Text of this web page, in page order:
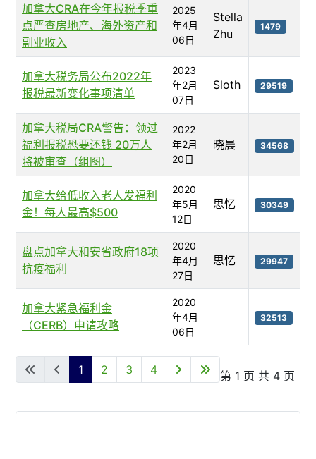
文章列表
加拿大CRA在今年报税季重
点严查房地产、海外资产和
副业收入
2025
年4月
06日
Stella
Zhu
1479
加拿大税务局公布2022年
报税最新变化事项清单
2023
年2月
07日
Sloth 29519
加拿大税局CRA警告：领过
福利报税恐要还钱 20万人
将被审查（组图）
2022
年2月
20日
晓晨 34568
加拿大给低收入老人发福利
金！每人最高$500
2020
年5月
12日
思忆 30349
盘点加拿大和安省政府18项
抗疫福利
2020
年4月
27日
思忆 29947
加拿大紧急福利金
（CERB）申请攻略
2020
年4月
06日
32513
第 1 页 共 4 页
1 2 3 4